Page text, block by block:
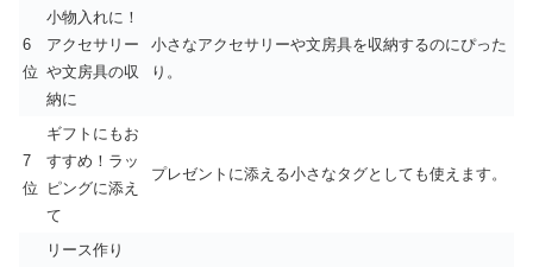
6
位
小物入れに！
アクセサリー
や文房具の収
納に
小さなアクセサリーや文房具を収納するのにぴった
り。
7
位
ギフトにもお
すすめ！ラッ
ピングに添え
て
プレゼントに添える小さなタグとしても使えます。
リース作り